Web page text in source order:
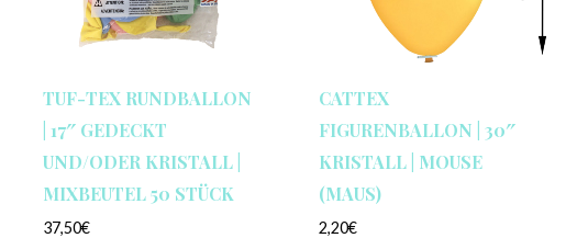
TUF-TEX RUNDBALLON
| 17″ GEDECKT
UND/ODER KRISTALL |
MIXBEUTEL 50 STÜCK
37,50€
CATTEX
FIGURENBALLON | 30″
KRISTALL | MOUSE
(MAUS)
2,20€